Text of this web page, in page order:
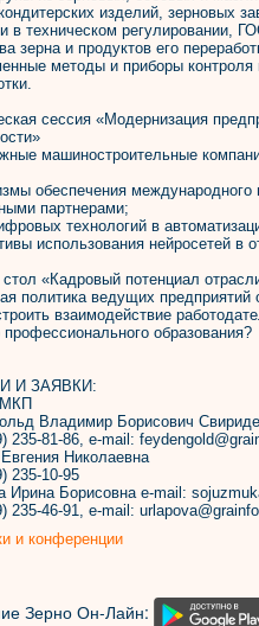
изделий, зерновых
в техническом регулировании,
зерна и продуктов его
методы и приборы контроля
сессия «Модернизация
машиностроительные
обеспечения международного
партнерами;
технологий в
использования нейросетей в
«Кадровый потенциал
политика ведущих предприятий
взаимодействие
образования?
И ЗАЯВКИ:
Владимир Борисович
235-81-86, e-mail:
Николаевна
235-10-95
Ирина Борисовна e-mail:
235-46-91, e-mail:
и конференции
Зерно Он-Лайн: